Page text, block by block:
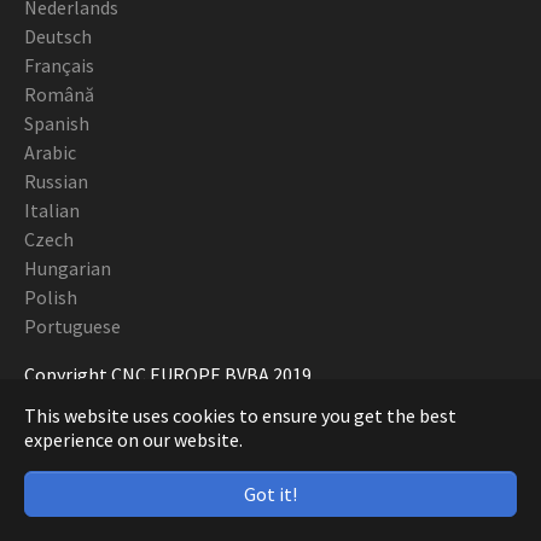
This website uses cookies to ensure you get the best
experience on our website.
Got it!
Nederlands
Deutsch
Français
Română
Spanish
Arabic
Russian
Italian
Czech
Hungarian
Polish
Portuguese
Copyright CNC EUROPE BVBA 2019